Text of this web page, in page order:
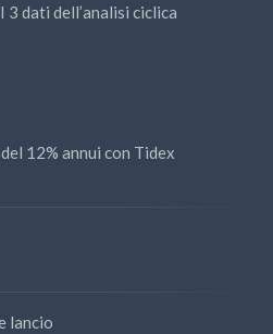
dati dell’analisi ciclica
12% annui con Tidex
lancio